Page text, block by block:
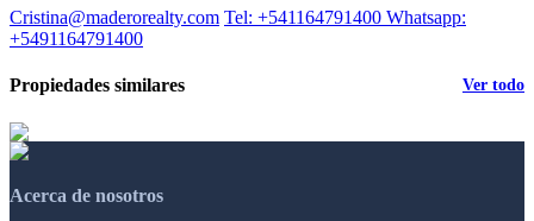
Cristina@maderorealty.com Tel: +541164791400 Whatsapp:
+5491164791400
Propiedades similares Ver todo
Acerca de nosotros